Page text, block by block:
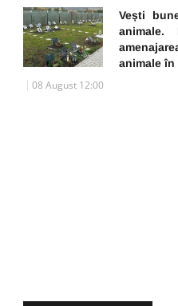
Vești
animale.
animale în
08 August 12:00